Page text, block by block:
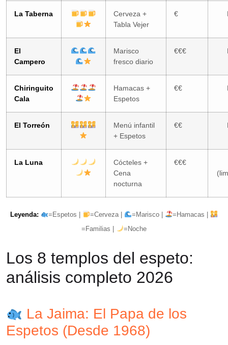
La Taberna
Cerveza +
Tabla Vejer
€
El
Campero
Marisco
fresco diario
€€€
Chiringuito
Cala
Hamacas +
Espetos
€€
El Torreón
Menú infantil
+ Espetos
€€
La Luna
Cócteles +
Cena
nocturna
€€€
Leyenda: =Espetos | =Cerveza | =Marisco |
=Hamacas |
=Familias |
=Noche
Los 8 templos del espeto:
análisis completo 2026
La Jaima: El Papa de los
Espetos (Desde 1968)